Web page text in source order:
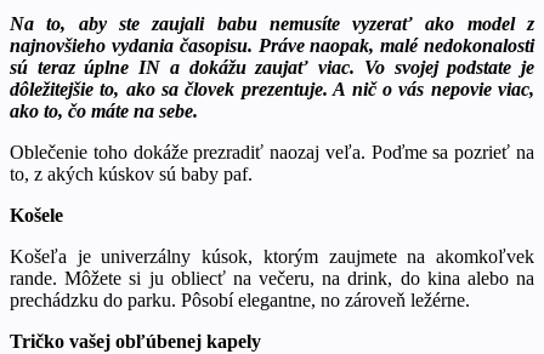
Na to, aby ste zaujali babu nemusíte vyzerať ako model z
najnovšieho vydania časopisu. Práve naopak, malé nedokonalosti
sú teraz úplne IN a dokážu zaujať viac. Vo svojej podstate je
dôležitejšie to, ako sa človek prezentuje. A nič o vás nepovie viac,
ako to, čo máte na sebe.
Oblečenie toho dokáže prezradiť naozaj veľa. Poďme sa pozrieť na
to, z akých kúskov sú baby paf.
Košele
Košeľa je univerzálny kúsok, ktorým zaujmete na akomkoľvek
rande. Môžete si ju obliecť na večeru, na drink, do kina alebo na
prechádzku do parku. Pôsobí elegantne, no zároveň ležérne.
Tričko vašej obľúbenej kapely